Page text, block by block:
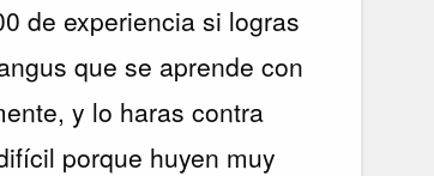
de experiencia si logras
que se aprende con
y lo haras contra
porque huyen muy